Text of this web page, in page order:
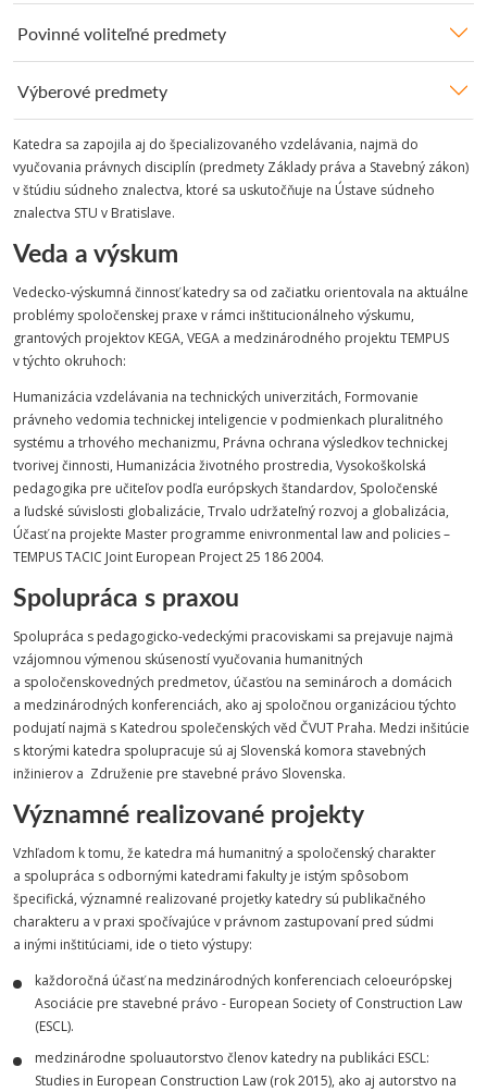
Povinné voliteľné predmety
Výberové predmety
Katedra sa zapojila aj do špecializovaného vzdelávania, najmä do
vyučovania právnych disciplín (predmety Základy práva a Stavebný zákon)
v štúdiu súdneho znalectva, ktoré sa uskutočňuje na Ústave súdneho
znalectva STU v Bratislave.
Veda a výskum
Vedecko-výskumná činnosť katedry sa od začiatku orientovala na aktuálne
problémy spoločenskej praxe v rámci inštitucionálneho výskumu,
grantových projektov KEGA, VEGA a medzinárodného projektu TEMPUS
v týchto okruhoch:
Humanizácia vzdelávania na technických univerzitách, Formovanie
právneho vedomia technickej inteligencie v podmienkach pluralitného
systému a trhového mechanizmu, Právna ochrana výsledkov technickej
tvorivej činnosti, Humanizácia životného prostredia, Vysokoškolská
pedagogika pre učiteľov podľa európskych štandardov, Spoločenské
a ľudské súvislosti globalizácie, Trvalo udržateľný rozvoj a globalizácia,
Účasť na projekte Master programme enivronmental law and policies –
TEMPUS TACIC Joint European Project 25 186 2004.
Spolupráca s praxou
Spolupráca s pedagogicko-vedeckými pracoviskami sa prejavuje najmä
vzájomnou výmenou skúseností vyučovania humanitných
a spoločenskovedných predmetov, účasťou na seminároch a domácich
a medzinárodných konferenciách, ako aj spoločnou organizáciou týchto
podujatí najmä s Katedrou společenských věd ČVUT Praha. Medzi inšitúcie
s ktorými katedra spolupracuje sú aj Slovenská komora stavebných
inžinierov a Združenie pre stavebné právo Slovenska.
Významné realizované projekty
Vzhľadom k tomu, že katedra má humanitný a spoločenský charakter
a spolupráca s odbornými katedrami fakulty je istým spôsobom
špecifická, významné realizované projetky katedry sú publikačného
charakteru a v praxi spočívajúce v právnom zastupovaní pred súdmi
a inými inštitúciami, ide o tieto výstupy:
každoročná účasť na medzinárodných konferenciach celoeurópskej
Asociácie pre stavebné právo - European Society of Construction Law
(ESCL).
medzinárodne spoluautorstvo členov katedry na publikáci ESCL:
Studies in European Construction Law (rok 2015), ako aj autorstvo na